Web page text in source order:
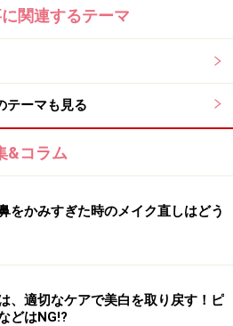
の人差し指で口角の外側の
目尻からまっすぐ下がった頬骨
を押さえ、笑顔で
、右指を3秒かけて斜め上に1cm
を左右3回ずつリピート。
指はステップ2のまま、右の人
下がった頬骨の下の「巨リョ
呼吸。左指はそのまま、右指は
ど引き上げます。これを左右3
関連するテーマ
テーマも見る
&コラム
をかみすぎた時のメイク直しはどう
、適切なケアで美白を取り戻す！ピ
どはNG!?